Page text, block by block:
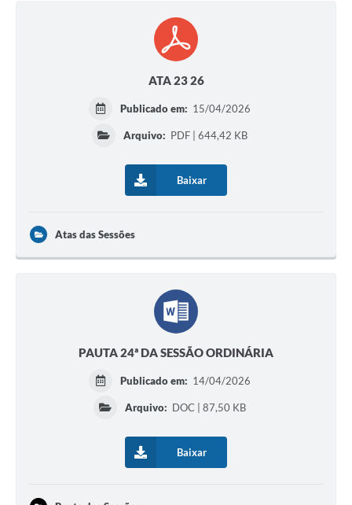
ATA 23 26
Publicado em: 15/04/2026
Arquivo: PDF | 644,42 KB
Baixar
Atas das Sessões
PAUTA 24ª DA SESSÃO ORDINÁRIA
Publicado em: 14/04/2026
Arquivo: DOC | 87,50 KB
Baixar